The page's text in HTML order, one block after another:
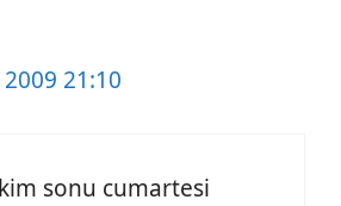
21:10
sonu cumartesi